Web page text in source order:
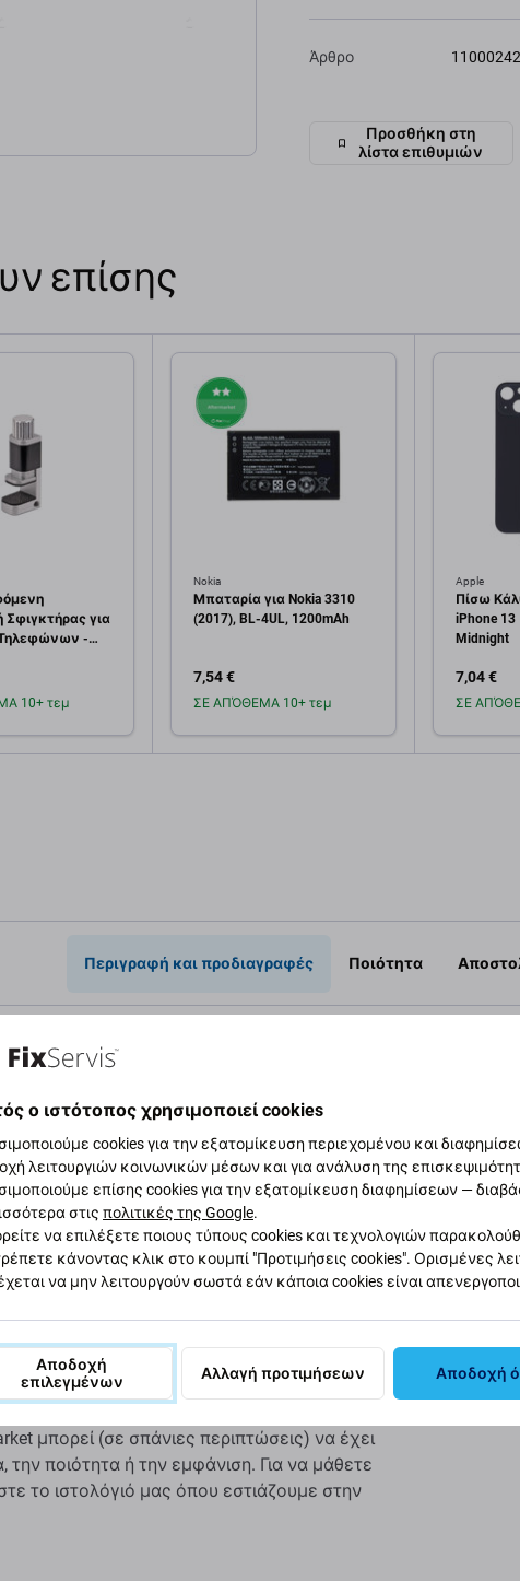
Άρθρο
Προσθήκη στη
λίστα επιθυμιών
επίσης
Σφιγκτήρας για
-
10+ τεμ
Nokia
Μπαταρία για Nokia 3310
(2017), BL-4UL, 1200mAh
7,54 €
ΣΕ ΑΠΌΘΕΜΑ 10+ τεμ
Apple
Πίσω
iPhone
Midnight
7,04 €
ΣΕ
Περιγραφή και προδιαγραφές Ποιότητα
Flex για Apple
δεν μπορεί να σας ακούσει κατά τη διάρκεια
ότι η Apple Watch 1 42 mm έχει κατεστραμμένο
για να είναι ξανά λειτουργική και χωρίς
πωλείται ως Aftermarket κατασκευάζεται με τα
Αυτό είναι αντίγραφο του πρωτοτύπου και
μπορεί (σε σπάνιες περιπτώσεις) να έχει
την ποιότητα ή την εμφάνιση. Για να μάθετε
το ιστολόγιό μας όπου εστιάζουμε στην
Τύπος
Πρωτοτυπία
ο ιστότοπος χρησιμοποιεί cookies
cookies για την εξατομίκευση περιεχομένου και
λειτουργιών κοινωνικών μέσων και για ανάλυση της
επίσης cookies για την εξατομίκευση διαφημίσεων —
στις πολιτικές της Google.
να επιλέξετε ποιους τύπους cookies και τεχνολογιών
κάνοντας κλικ στο κουμπί "Προτιμήσεις cookies". Ορισμένες
να μην λειτουργούν σωστά εάν κάποια cookies είναι
Αποδοχή
επιλεγμένων
Αλλαγή προτιμήσεων Αποδοχή